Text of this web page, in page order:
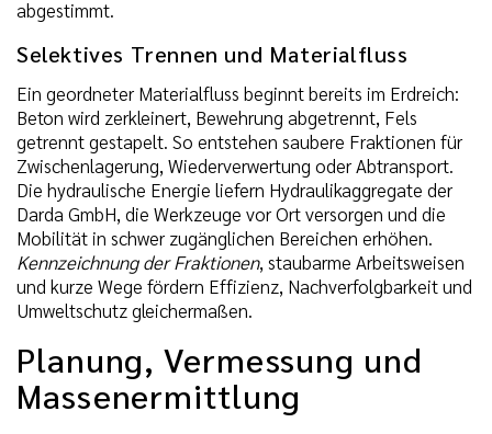
abgestimmt.
Selektives Trennen und Materialfluss
Ein geordneter Materialfluss beginnt bereits im Erdreich:
Beton wird zerkleinert, Bewehrung abgetrennt, Fels
getrennt gestapelt. So entstehen saubere Fraktionen für
Zwischenlagerung, Wiederverwertung oder Abtransport.
Die hydraulische Energie liefern Hydraulikaggregate der
Darda GmbH, die Werkzeuge vor Ort versorgen und die
Mobilität in schwer zugänglichen Bereichen erhöhen.
Kennzeichnung der Fraktionen, staubarme Arbeitsweisen
und kurze Wege fördern Effizienz, Nachverfolgbarkeit und
Umweltschutz gleichermaßen.
Planung, Vermessung und
Massenermittlung